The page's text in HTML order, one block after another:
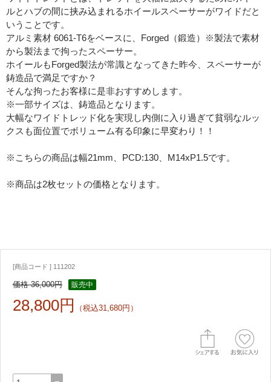
ルとハブの間に挟み込まれるホイールスペーサーがワイドだと
いうことです。
アルミ素材 6061-T6をベースに、Forged（鍛造）※製法で素材
から製法まで拘ったスペーサー。
ホイールもForged製法が常識となってきた昨今、スペーサーが
鋳造品で満足ですか？
そんな拘ったお客様に是非おすすめします。
※一部サイズは、鋳造品となります。
大幅なワイドトレッド化を実現し内側に入り過ぎて貧弱なルッ
クスも面位置でボリューム有る印象に早変わり！！
※こちらの商品は幅21mm、PCD:130、M14xP1.5です。
※商品は2枚セットの価格となります。
[商品コード ] 111202
価格 36,000円 販売中
28,800円 （税込31,680円）